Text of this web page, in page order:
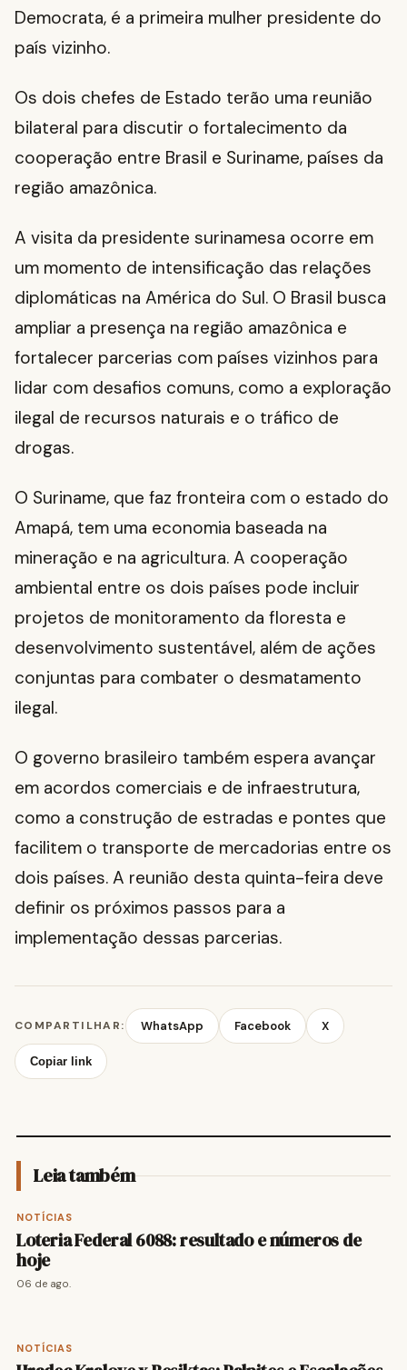
Democrata, é a primeira mulher presidente do
país vizinho.
Os dois chefes de Estado terão uma reunião
bilateral para discutir o fortalecimento da
cooperação entre Brasil e Suriname, países da
região amazônica.
A visita da presidente surinamesa ocorre em
um momento de intensificação das relações
diplomáticas na América do Sul. O Brasil busca
ampliar a presença na região amazônica e
fortalecer parcerias com países vizinhos para
lidar com desafios comuns, como a exploração
ilegal de recursos naturais e o tráfico de
drogas.
O Suriname, que faz fronteira com o estado do
Amapá, tem uma economia baseada na
mineração e na agricultura. A cooperação
ambiental entre os dois países pode incluir
projetos de monitoramento da floresta e
desenvolvimento sustentável, além de ações
conjuntas para combater o desmatamento
ilegal.
O governo brasileiro também espera avançar
em acordos comerciais e de infraestrutura,
como a construção de estradas e pontes que
facilitem o transporte de mercadorias entre os
dois países. A reunião desta quinta-feira deve
definir os próximos passos para a
implementação dessas parcerias.
COMPARTILHAR: WhatsApp Facebook X
Copiar link
Leia também
NOTÍCIAS
Loteria Federal 6088: resultado e números de
hoje
06 de ago.
NOTÍCIAS